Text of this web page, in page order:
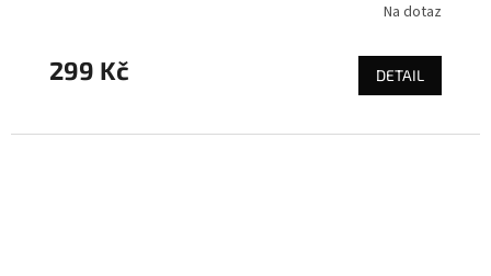
Na dotaz
299 Kč DETAIL